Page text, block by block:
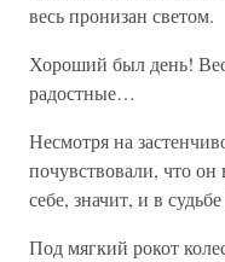
весь пронизан светом.
Хороший был день!
радостные…
Несмотря на
почувствовали, что
себе, значит, и в
Под мягкий рокот